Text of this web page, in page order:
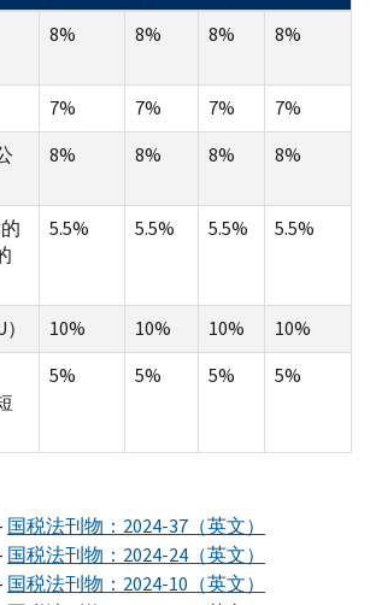
8% 8% 8% 8%
7% 7% 7%
7%
8% 8% 8% 8%
5.5% 5.5% 5.5% 5.5%
10% 10% 10%
10%
5% 5% 5% 5%
国税法刊物：2024-37（英文）
国税法刊物：2024-24（英文）
国税法刊物：2024-10（英文）